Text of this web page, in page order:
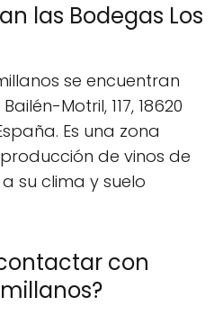
las Bodegas Los
se encuentran
Motril, 117, 18620
Es una zona
de vinos de
su clima y suelo
con